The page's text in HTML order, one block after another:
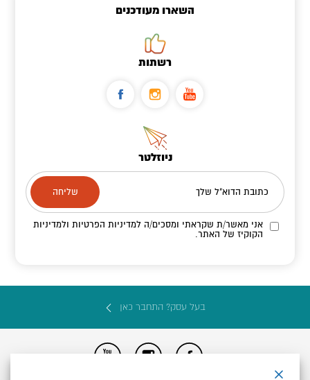
השארו מעודכנים
רשתות
ניוזלטר
כתובת הדוא"ל שלך
אני מאשר/ת שקראתי ומסכים/הלמדיניות הפרטיות ולמדיניות
הקוקיז של האתר.
בעל עסק? התחבר כאן